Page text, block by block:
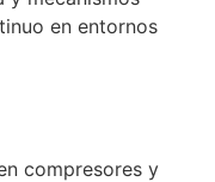
en entornos
compresores y